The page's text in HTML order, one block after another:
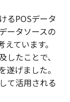
るPOSデータ
ータソースの
ています。
たことで、
げました。
て活用される